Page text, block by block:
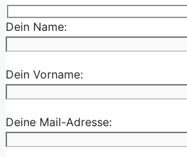
Dein Name:
Dein Vorname:
Deine Mail-Adresse: